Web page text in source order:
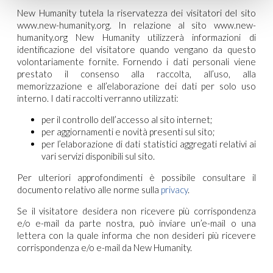
New Humanity tutela la riservatezza dei visitatori del sito
www.new-humanity.org. In relazione al sito www.new-
humanity.org New Humanity utilizzerà informazioni di
identificazione del visitatore quando vengano da questo
volontariamente fornite. Fornendo i dati personali viene
prestato il consenso alla raccolta, all’uso, alla
memorizzazione e all’elaborazione dei dati per solo uso
interno. I dati raccolti verranno utilizzati:
per il controllo dell’accesso al sito internet;
per aggiornamenti e novità presenti sul sito;
per l’elaborazione di dati statistici aggregati relativi ai
vari servizi disponibili sul sito.
Per ulteriori approfondimenti è possibile consultare il
documento relativo alle norme sulla privacy.
Se il visitatore desidera non ricevere più corrispondenza
e/o e-mail da parte nostra, può inviare un’e-mail o una
lettera con la quale informa che non desideri più ricevere
corrispondenza e/o e-mail da New Humanity.